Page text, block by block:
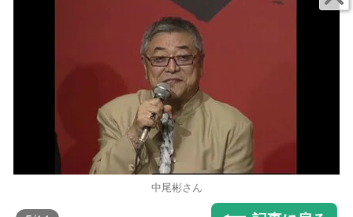
中尾彬さん